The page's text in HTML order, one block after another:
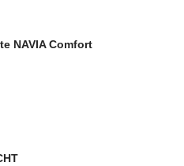
NAVIA Comfort